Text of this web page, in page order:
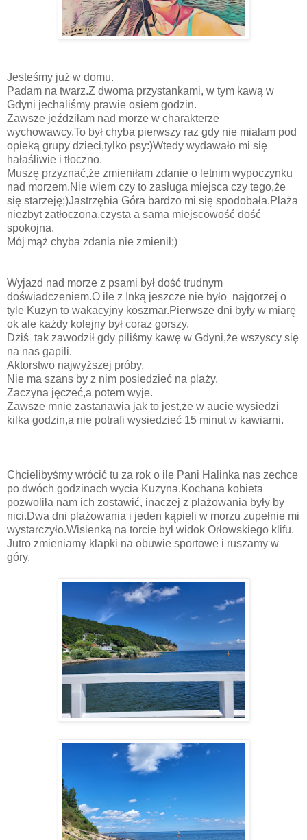
Jesteśmy już w domu.
Padam na twarz.Z dwoma przystankami, w tym kawą w
Gdyni jechaliśmy prawie osiem godzin.
Zawsze jeździłam nad morze w charakterze
wychowawcy.To był chyba pierwszy raz gdy nie miałam pod
opieką grupy dzieci,tylko psy:)Wtedy wydawało mi się
hałaśliwie i tłoczno.
Muszę przyznać,że zmieniłam zdanie o letnim wypoczynku
nad morzem.Nie wiem czy to zasługa miejsca czy tego,że
się starzeję;)Jastrzębia Góra bardzo mi się spodobała.Plaża
niezbyt zatłoczona,czysta a sama miejscowość dość
spokojna.
Mój mąż chyba zdania nie zmienił;)
Wyjazd nad morze z psami był dość trudnym
doświadczeniem.O ile z Inką jeszcze nie było najgorzej o
tyle Kuzyn to wakacyjny koszmar.Pierwsze dni były w miarę
ok ale każdy kolejny był coraz gorszy.
Dziś tak zawodził gdy piliśmy kawę w Gdyni,że wszyscy się
na nas gapili.
Aktorstwo najwyższej próby.
Nie ma szans by z nim posiedzieć na plaży.
Zaczyna jęczeć,a potem wyje.
Zawsze mnie zastanawia jak to jest,że w aucie wysiedzi
kilka godzin,a nie potrafi wysiedzieć 15 minut w kawiarni.
Chcielibyśmy wrócić tu za rok o ile Pani Halinka nas zechce
po dwóch godzinach wycia Kuzyna.Kochana kobieta
pozwoliła nam ich zostawić, inaczej z plażowania były by
nici.Dwa dni plażowania i jeden kąpieli w morzu zupełnie mi
wystarczyło.Wisienką na torcie był widok Orłowskiego klifu.
Jutro zmieniamy klapki na obuwie sportowe i ruszamy w
góry.